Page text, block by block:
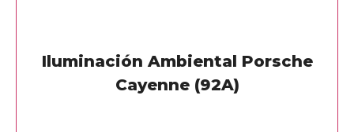
Iluminación Ambiental Porsche
Cayenne (92A)